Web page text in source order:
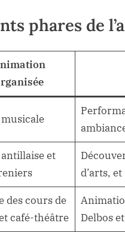
phares de
et
d’arts,
des cours de
café-théâtre
Delbos